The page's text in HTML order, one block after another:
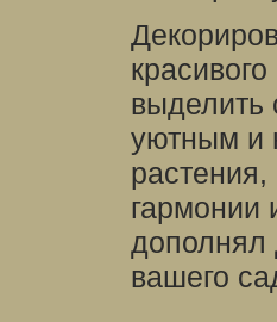
выделить
уютным и
гармонии
дополнял
вашего